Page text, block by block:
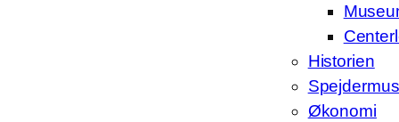
Historien
Økonomi